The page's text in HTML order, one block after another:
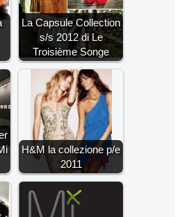
La Capsule Collection
s/s 2012 di Le
Troisième Songe
H&M la collezione p/e
2011